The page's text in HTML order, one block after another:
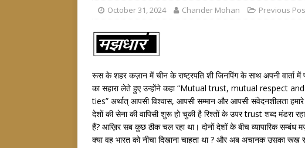
October 31, 2024 Chander Mohan Previous
रूस के शहर कज़ान में चीन के राष्ट्रपति शी जिनपिंग के साथ अपनी वार्ता
का सहारा लेते हुए उन्होंने कहा “Mutual trust, mutual respect
ties” अर्थात् आपसी विश्वास, आपसी सम्मान और आपसी संवेदनशीलता हमारे
देशों की सेना की वापिसी शुरू हो चुकी है रिश्तों के उपर trust शब्द मंडरा
हैं? आख़िर सब कुछ ठीक चल रहा था। दोनों देशों के बीच व्यापारिक
क्या वह भारत को नीचा दिखाना चाहता था ? और अब अचानक उसका रूख